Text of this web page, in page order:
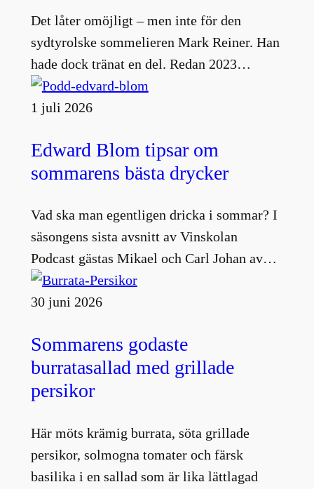
Det låter omöjligt – men inte för den
sydtyrolske sommelieren Mark Reiner. Han
hade dock tränat en del. Redan 2023…
1 juli 2026
Edward Blom tipsar om
sommarens bästa drycker
Vad ska man egentligen dricka i sommar? I
säsongens sista avsnitt av Vinskolan
Podcast gästas Mikael och Carl Johan av…
30 juni 2026
Sommarens godaste
burratasallad med grillade
persikor
Här möts krämig burrata, söta grillade
persikor, solmogna tomater och färsk
basilika i en sallad som är lika lättlagad